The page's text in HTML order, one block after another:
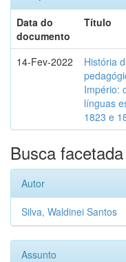
Data do
documento
Título
14-Fev-2022
História
Império:
línguas
1823 e
Busca facetada
Autor
Silva, Waldinei Santos
Assunto